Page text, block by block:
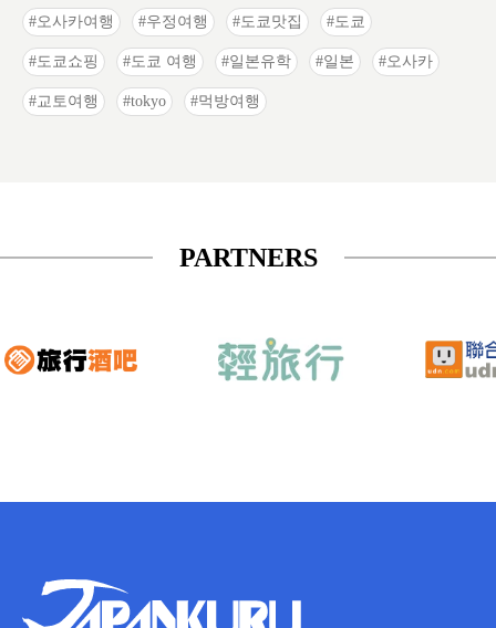
오사카여행 우정여행 도쿄맛집 도쿄
도쿄쇼핑 도쿄 여행 일본유학 일본 오사카
교토여행 tokyo 먹방여행
PARTNERS